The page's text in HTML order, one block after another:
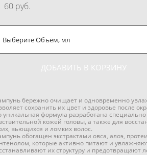
60 pуб.
Выберите Объём, мл
ДОБАВИТЬ В КОРЗИНУ
бережно очищает и одновременно
сохранить их цвет и здоровье после
уникальная формула разработана специально
кожей головы, а также для
вьющихся и ломких волос.
обогащен экстрактами овса, алоэ,
которые активно питают и
их структуру и предотвращают